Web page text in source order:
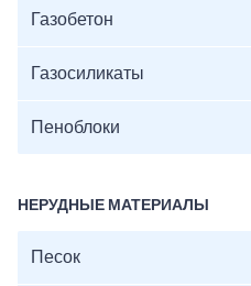
Газобетон
Газосиликаты
Пеноблоки
НЕРУДНЫЕ МАТЕРИАЛЫ
Песок